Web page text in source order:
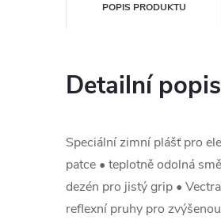
POPIS PRODUKTU
Detailní
Speciální zimní plášť pro
patce • teplotně odolná
dezén pro jistý grip •
reflexní pruhy pro